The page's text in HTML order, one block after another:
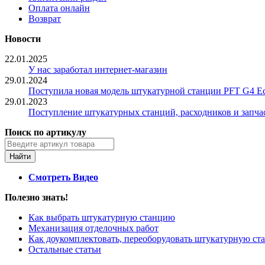
Оплата онлайн
Возврат
Новости
22.01.2025
У нас заработал интернет-магазин
29.01.2024
Поступила новая модель штукатурной станции PFT G4
29.01.2023
Поступление штукатурных станций, расходников и
Поиск по артикулу
Смотреть Видео
Полезно знать!
Как выбрать штукатурную станцию
Механизация отделочных работ
Как доукомплектовать, переоборудовать штукатурную
Остальные статьи